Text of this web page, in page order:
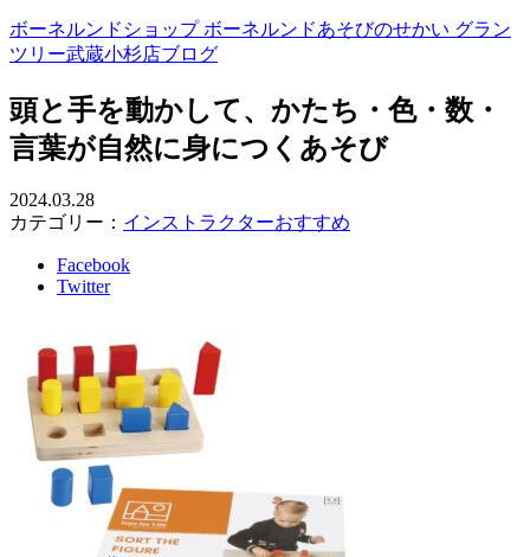
ボーネルンドショップ ボーネルンドあそびのせかい グラン
ツリー武蔵小杉店ブログ
頭と手を動かして、かたち・色・数・
言葉が自然に身につくあそび
2024.03.28
カテゴリー： インストラクターおすすめ
Facebook
Twitter